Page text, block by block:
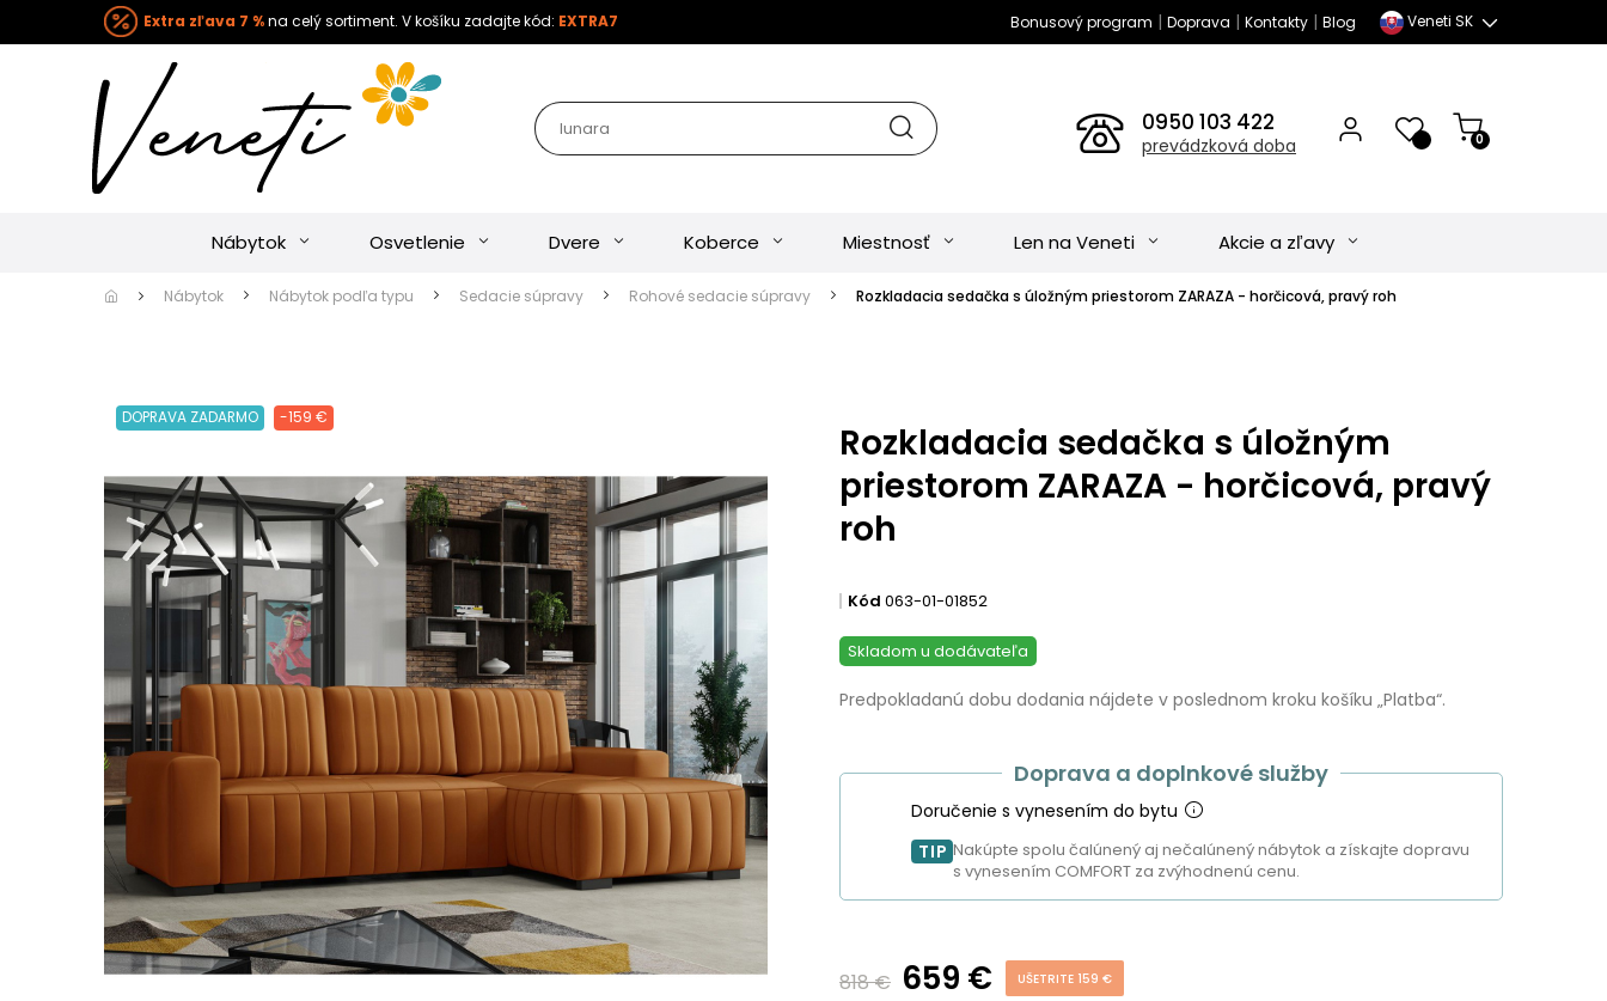
Extra zľava 7 %na celý sortiment. V košíku zadajte kód: EXTRA7 Bonusový program | Doprava | Kontakty| Blog Veneti SK
0950 103 422
prevádzková doba 0
Nábytok Osvetlenie Dvere Koberce Miestnosť Len na Veneti Akcie a zľavy
Nábytok Nábytok podľa typu Sedacie súpravy Rohové sedacie súpravy Rozkladacia sedačka s úložným priestorom ZARAZA - horčicová, pravý roh
DOPRAVA ZADARMO -159 €
Rozkladacia sedačka s úložným
priestorom ZARAZA - horčicová, pravý
roh
Kód 063-01-01852
Skladom u dodávateľa
Predpokladanú dobu dodania nájdete v poslednom kroku košíku „Platba“.
Doprava a doplnkové služby
Doručenie s vynesením do bytu
TIP Nakúpte spolu čalúnený aj nečalúnený nábytok a získajte dopravu
s vynesením COMFORT za zvýhodnenú cenu.
818 € 659 € UŠETRITE 159 €